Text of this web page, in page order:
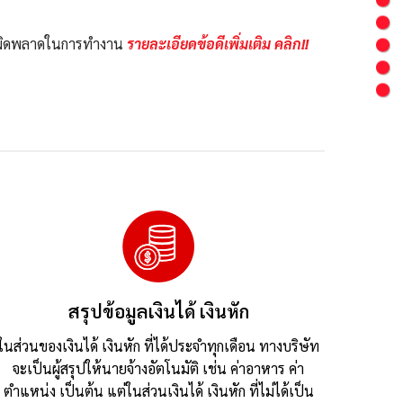
พลาดในการทำงาน รายละเอียดข้อดีเพิ่มเติม คลิก!!
สรุปข้อมูลเงินได้ เงินหัก
นส่วนของเงินได้ เงินหัก ที่ได้ประจำทุกเดือน ทางบริษัท
จะเป็นผู้สรุปให้นายจ้างอัตโนมัติ เช่น ค่าอาหาร ค่า
ตำแหน่ง เป็นต้น แต่ในส่วนเงินได้ เงินหัก ที่ไม่ได้เป็น